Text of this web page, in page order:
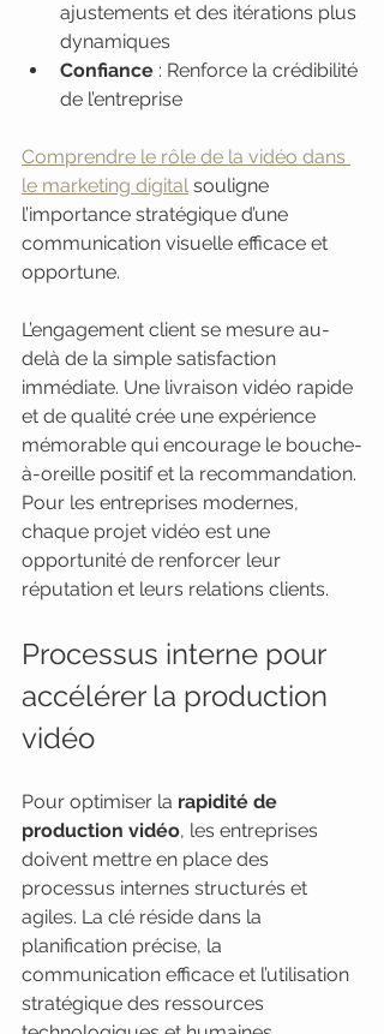
ajustements et des itérations plus
dynamiques
Confiance : Renforce la crédibilité
de l’entreprise
Comprendre le rôle de la vidéo dans
le marketing digital souligne
l’importance stratégique d’une
communication visuelle efficace et
opportune.
L’engagement client se mesure au-
delà de la simple satisfaction
immédiate. Une livraison vidéo rapide
et de qualité crée une expérience
mémorable qui encourage le bouche-
à-oreille positif et la recommandation.
Pour les entreprises modernes,
chaque projet vidéo est une
opportunité de renforcer leur
réputation et leurs relations clients.
Processus interne pour
accélérer la production
vidéo
Pour optimiser la rapidité de
production vidéo, les entreprises
doivent mettre en place des
processus internes structurés et
agiles. La clé réside dans la
planification précise, la
communication efficace et l’utilisation
stratégique des ressources